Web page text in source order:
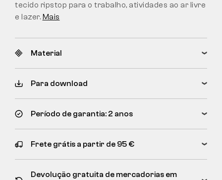
tecido ripstop para o trabalho, atividades ao ar livre
e lazer. Mais
Material
Para download
Período de garantia: 2 anos
Frete grátis a partir de 95 €
Devolução gratuita de mercadorias em